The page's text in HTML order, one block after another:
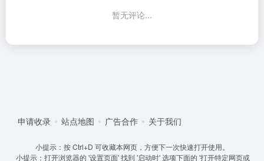
暂无评论...
申请收录 站点地图 广告合作 关于我们
小提示：按 Ctrl+D 可收藏本网页，方便下一次快速打开使用。
小提示：打开浏览器的 '设置页面' 找到 '启动时' 选项下面的 '打开特定网页或